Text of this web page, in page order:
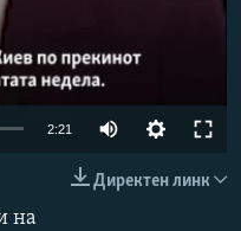
2:21
Директен линк
на